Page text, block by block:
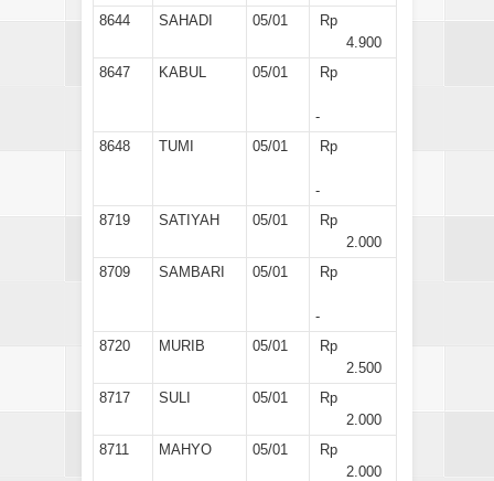
8644
SAHADI 05/01
Rp
4.900
8647
KABUL 05/01 Rp
-
8648
TUMI 05/01 Rp
-
8719
SATIYAH 05/01
Rp
2.000
8709
SAMBARI 05/01 Rp
-
8720
MURIB 05/01
Rp
2.500
8717
SULI 05/01
Rp
2.000
8711
MAHYO 05/01
Rp
2.000